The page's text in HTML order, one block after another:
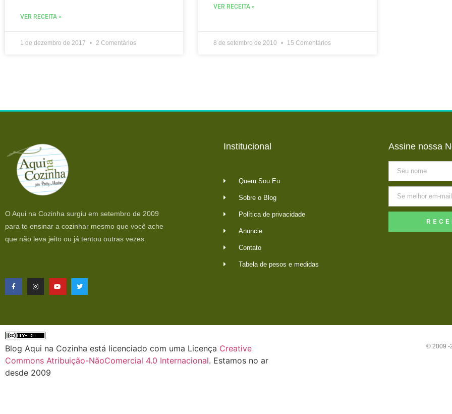
VER RECEITA »
1 de dezembro de 2017 2 Comentários
VER RECEITA »
8 de setembro de 2010 15 Comentários
O Aqui na Cozinha surgiu em setembro de 2009
para te ensinar a cozinhar mesmo que você ache
que não leva jeito ou já tentou outras vezes.
Institucional
Quem Sou Eu
Sobre o Blog
Política de privacidade
Anuncie
Contato
Tabela de pesos e medidas
Assine nossa
Blog Aqui na Cozinha está licenciado com uma Licença Creative
Commons Atribuição-NãoComercial 4.0 Internacional. Estamos no ar
desde 2009
© 2009 -